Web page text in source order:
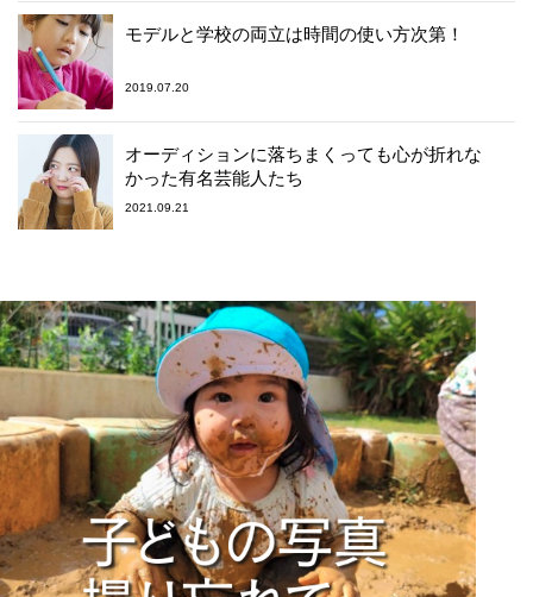
モデルと学校の両立は時間の使い方次第！
2019.07.20
オーディションに落ちまくっても心が折れな
かった有名芸能人たち
2021.09.21